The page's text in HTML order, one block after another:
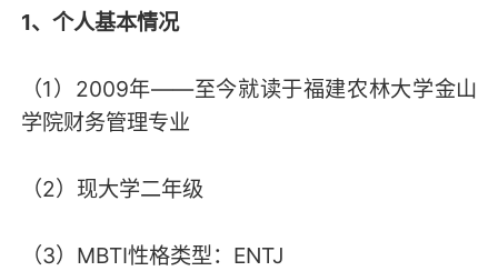
1、个人基本情况
（1）2009年——至今就读于福建农林大学金山
学院财务管理专业
（2）现大学二年级
（3）MBTI性格类型：ENTJ